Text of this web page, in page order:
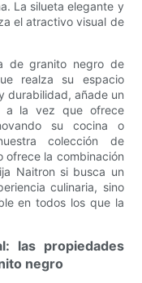
La silueta elegante y
el atractivo visual de
de granito negro de
realza su espacio
durabilidad, añade un
a la vez que ofrece
su cocina o
colección de
ofrece la combinación
Naitron si busca un
culinaria, sino
en todos los que la
las propiedades
negro